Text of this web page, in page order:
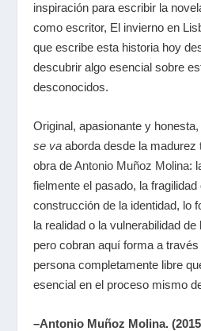
inspiración para escribir la
como escritor, El invierno en
que escribe esta historia hoy
descubrir algo esencial sobre
desconocidos.
Original, apasionante y
se vaaborda desde la
obra deAntonio Muñoz Molina:
fielmente el pasado, la fragilidad
construcción de la identidad, lo
la realidad o la vulnerabilidad
pero cobran aquí forma a
persona completamente libre
esencial en el proceso mismo
–Antonio Muñoz Molina.